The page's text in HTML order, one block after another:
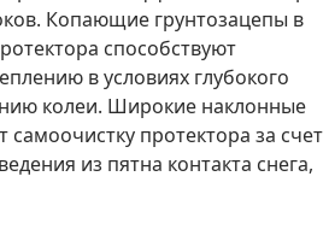
Копающие грунтозацепы в
способствуют
в условиях глубокого
колеи. Широкие наклонные
самоочистку протектора за счет
из пятна контакта снега,